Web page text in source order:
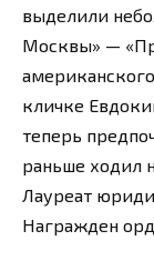
выделили
Москвы» —
кличке
теперь
раньше ходил
Лауреат
Награжден